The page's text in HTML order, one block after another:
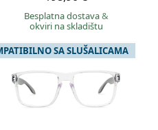
Besplatna dostava&
okviri na skladištu
SA SLUŠALICAMA